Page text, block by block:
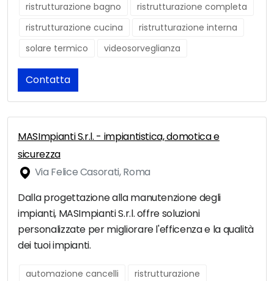
ristrutturazione bagno
ristrutturazione completa
ristrutturazione cucina
ristrutturazione interna
solare termico
videosorveglianza
Contatta
MASImpianti S.r.l. - impiantistica, domotica e
sicurezza
Via Felice Casorati, Roma
Dalla progettazione alla manutenzione degli
impianti, MASImpianti S.r.l. offre soluzioni
personalizzate per migliorare l'efficenza e la qualità
dei tuoi impianti.
automazione cancelli ristrutturazione